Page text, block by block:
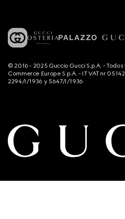
© 2016 - 2025 Guccio Gucci S.p.A. -
Commerce Europe S.p.A. - IT VAT nr
2294/I/1936 y 5647/I/1936